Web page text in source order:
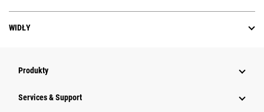
WIDŁY
Produkty
Services & Support